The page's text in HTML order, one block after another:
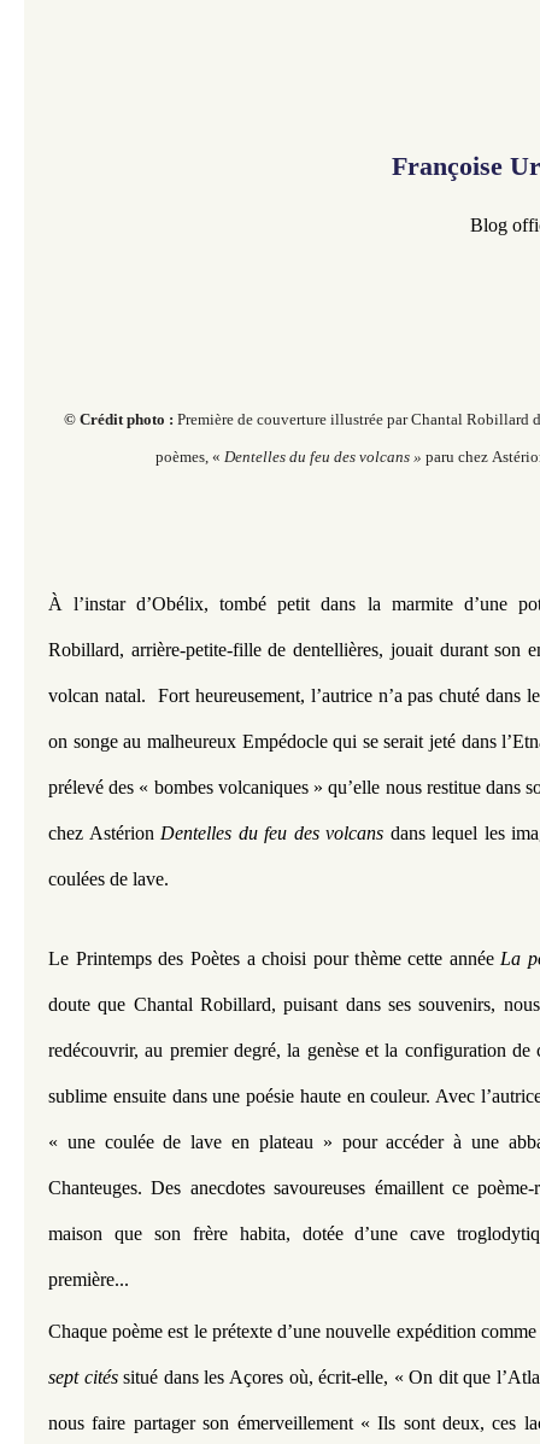
Françoise
Blog
© Crédit photo : Première de couverture illustrée par Chantal Robillard
poèmes, « Dentelles du feu des volcans » paru chez
À l’instar d’Obélix, tombé petit dans la marmite d’une
Robillard, arrière-petite-fille de dentellières, jouait durant son
volcan natal.  Fort heureusement, l’autrice n’a pas chuté dans
on songe au malheureux Empédocle qui se serait jeté dans
prélevé des « bombes volcaniques » qu’elle nous restitue dans
chez Astérion Dentelles du feu des volcans dans lequel les
coulées de lave.
Le Printemps des Poètes a choisi pour thème cette année La
doute que Chantal Robillard, puisant dans ses souvenirs,
redécouvrir, au premier degré, la genèse et la configuration de
sublime ensuite dans une poésie haute en couleur. Avec
« une coulée de lave en plateau » pour accéder à une
Chanteuges. Des anecdotes savoureuses émaillent ce
maison que son frère habita, dotée d’une cave
première...
Chaque poème est le prétexte d’une nouvelle expédition
sept cités situé dans les Açores où, écrit-elle, « On dit que
nous faire partager son émerveillement « Ils sont deux, ces